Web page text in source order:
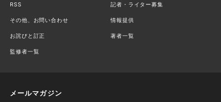
RSS 記者・ライター募集
その他、お問い合わせ 情報提供
お詫びと訂正 著者一覧
監修者一覧
メールマガジン